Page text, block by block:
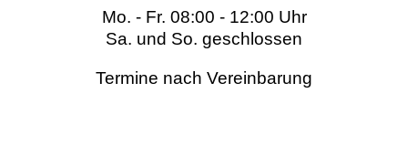
Mo. - Fr. 08:00 - 12:00 Uhr
Sa. und So. geschlossen
Termine nach Vereinbarung